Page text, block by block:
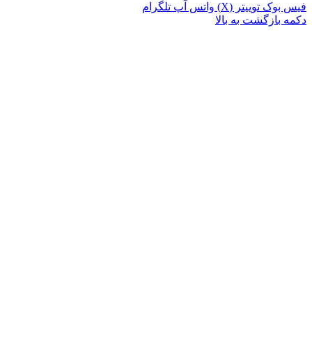
فیس بوک توییتر (X) واتس آپ تلگرام
دکمه بازگشت به بالا